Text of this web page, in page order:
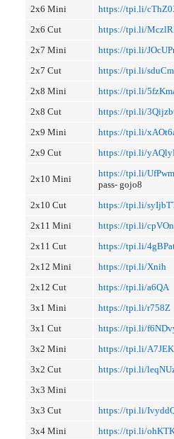
2x6 Mini
https://tpi.li/
2x6 Cut
https://tpi.li/
2x7 Mini
https://tpi.li/
2x7 Cut
https://tpi.li/
2x8 Mini
https://tpi.li/
2x8 Cut
https://tpi.li/
2x9 Mini
https://tpi.li/
2x9 Cut
https://tpi.li/
2x10 Mini
https://tpi.li/
pass- gojo8
2x10 Cut
https://tpi.li/
2x11 Mini
https://tpi.li/
2x11 Cut
https://tpi.li/
2x12 Mini
https://tpi.li/Xnih
2x12 Cut
https://tpi.li/a6QA
3x1 Mini
https://tpi.li/r758Z
3x1 Cut
https://tpi.li/
3x2 Mini
https://tpi.li/
3x2 Cut
https://tpi.li/
3x3 Mini
3x3 Cut
https://tpi.li/
3x4 Mini
https://tpi.li/